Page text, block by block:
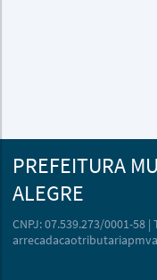
PREFEITURA
ALEGRE
CNPJ: 07.539.273/0001-58